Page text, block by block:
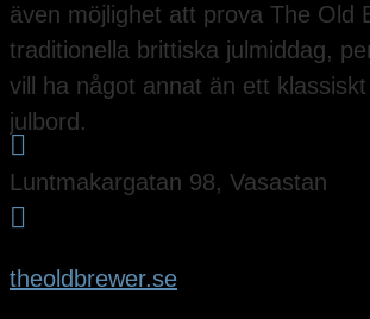
även möjlighet att prova The Old
traditionella brittiska julmiddag,
vill ha något annat än ett
julbord.

Luntmakargatan 98, Vasastan

theoldbrewer.se